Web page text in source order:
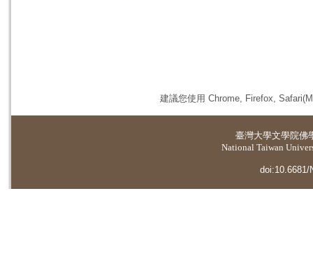
建議您使用 Chrome, Firefox,
臺灣大學文學院佛
National Taiwan
doi:10.6681/